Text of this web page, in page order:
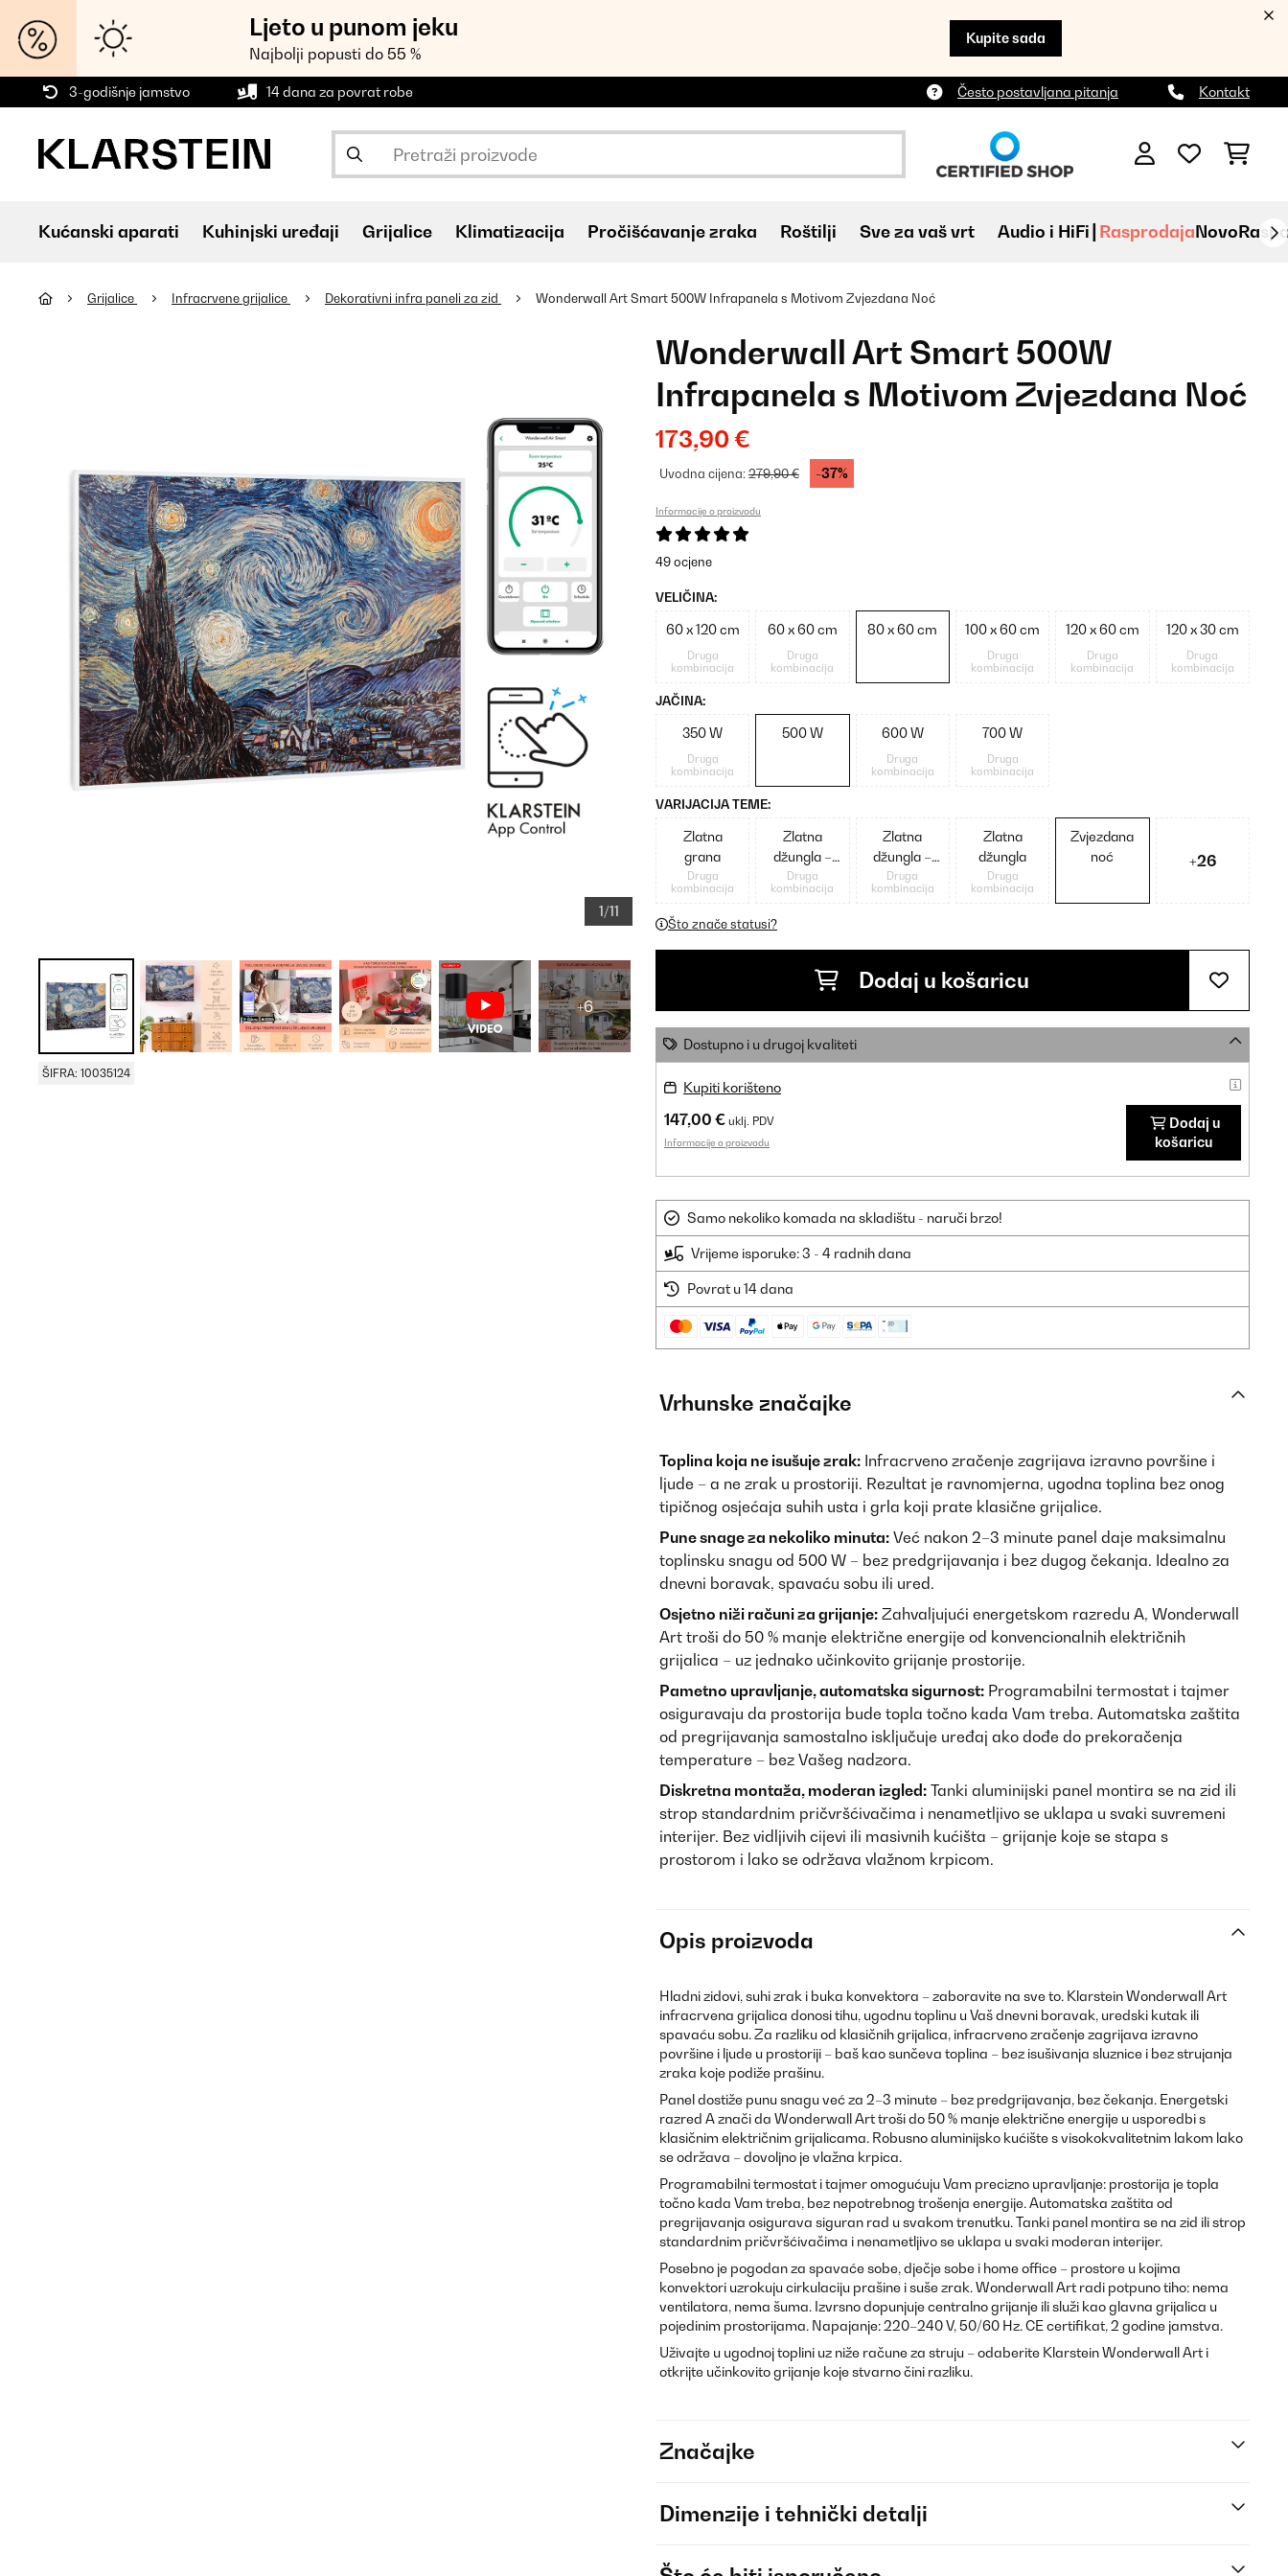
Ljeto u punom jeku
Najbolji popusti do 55 %
Kupite sada
3-godišnje jamstvo 14 dana za povrat robe Često postavljana pitanja Kontakt
Kućanski aparati Kuhinjski uređaji Grijalice Klimatizacija Pročišćavanje zraka Roštilji Sve za vaš vrt Audio i HiFi RasprodajaNovo
Grijalice Infracrvene grijalice Dekorativni infra paneli za zid Wonderwall Art Smart 500W Infrapanela s Motivom Zvjezdana Noć
1/11
+6
ŠIFRA: 10035124
Wonderwall Art Smart 500W
Infrapanela s Motivom Zvjezdana Noć
173,90 €
Uvodna cijena:279,90 € -37%
Informacije o proizvodu
49 ocjene
VELIČINA:
60 x 120 cm
Druga
kombinacija
60 x 60 cm
Druga
kombinacija
80 x 60 cm 100 x 60 cm
Druga
kombinacija
120 x 60 cm
Druga
kombinacija
120 x 30 cm
Druga
kombinacija
JAČINA:
350 W
Druga
kombinacija
500 W 600 W
Druga
kombinacija
700 W
Druga
kombinacija
VARIJACIJA TEME:
Zlatna
grana
Druga
kombinacija
Zlatna
džungla –
bijela
Druga
kombinacija
Zlatna
džungla –
crna
Druga
kombinacija
Zlatna
džungla
Druga
kombinacija
Zvjezdana
noć
+26
Što znače statusi?
Dodaj u košaricu
Dostupno i u drugoj kvaliteti
Kupiti korišteno
147,00 € uklj. PDV
Informacije o proizvodu
Dodaj u
košaricu
Samo nekoliko komada na skladištu - naruči brzo!
Vrijeme isporuke: 3 - 4 radnih dana
Povrat u 14 dana
Vrhunske značajke
Toplina koja ne isušuje zrak: Infracrveno zračenje zagrijava izravno površine i
ljude – a ne zrak u prostoriji. Rezultat je ravnomjerna, ugodna toplina bez onog
tipičnog osjećaja suhih usta i grla koji prate klasične grijalice.
Pune snage za nekoliko minuta: Već nakon 2–3 minute panel daje maksimalnu
toplinsku snagu od 500 W – bez predgrijavanja i bez dugog čekanja. Idealno za
dnevni boravak, spavaću sobu ili ured.
Osjetno niži računi za grijanje: Zahvaljujući energetskom razredu A, Wonderwall
Art troši do 50 % manje električne energije od konvencionalnih električnih
grijalica – uz jednako učinkovito grijanje prostorije.
Pametno upravljanje, automatska sigurnost: Programabilni termostat i tajmer
osiguravaju da prostorija bude topla točno kada Vam treba. Automatska zaštita
od pregrijavanja samostalno isključuje uređaj ako dođe do prekoračenja
temperature – bez Vašeg nadzora.
Diskretna montaža, moderan izgled: Tanki aluminijski panel montira se na zid ili
strop standardnim pričvršćivačima i nenametljivo se uklapa u svaki suvremeni
interijer. Bez vidljivih cijevi ili masivnih kućišta – grijanje koje se stapa s
prostorom i lako se održava vlažnom krpicom.
Opis proizvoda
Hladni zidovi, suhi zrak i buka konvektora – zaboravite na sve to. Klarstein Wonderwall Art
infracrvena grijalica donosi tihu, ugodnu toplinu u Vaš dnevni boravak, uredski kutak ili
spavaću sobu. Za razliku od klasičnih grijalica, infracrveno zračenje zagrijava izravno
površine i ljude u prostoriji – baš kao sunčeva toplina – bez isušivanja sluznice i bez strujanja
zraka koje podiže prašinu.
Panel dostiže punu snagu već za 2–3 minute – bez predgrijavanja, bez čekanja. Energetski
razred A znači da Wonderwall Art troši do 50 % manje električne energije u usporedbi s
klasičnim električnim grijalicama. Robusno aluminijsko kućište s visokokvalitetnim lakom lako
se održava – dovoljno je vlažna krpica.
Programabilni termostat i tajmer omogućuju Vam precizno upravljanje: prostorija je topla
točno kada Vam treba, bez nepotrebnog trošenja energije. Automatska zaštita od
pregrijavanja osigurava siguran rad u svakom trenutku. Tanki panel montira se na zid ili strop
standardnim pričvršćivačima i nenametljivo se uklapa u svaki moderan interijer.
Posebno je pogodan za spavaće sobe, dječje sobe i home office – prostore u kojima
konvektori uzrokuju cirkulaciju prašine i suše zrak. Wonderwall Art radi potpuno tiho: nema
ventilatora, nema šuma. Izvrsno dopunjuje centralno grijanje ili služi kao glavna grijalica u
pojedinim prostorijama. Napajanje: 220–240 V, 50/60 Hz. CE certifikat, 2 godine jamstva.
Uživajte u ugodnoj toplini uz niže račune za struju – odaberite Klarstein Wonderwall Art i
otkrijte učinkovito grijanje koje stvarno čini razliku.
Značajke
Dimenzije i tehnički detalji